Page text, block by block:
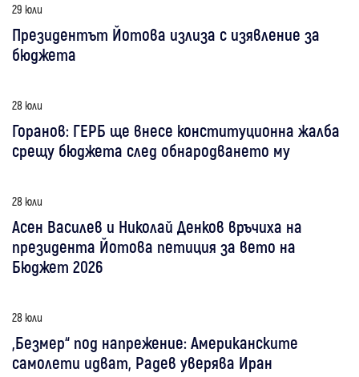
29 юли
Президентът Йотова излиза с изявление за
бюджета
28 юли
Горанов: ГЕРБ ще внесе конституционна жалба
срещу бюджета след обнародването му
28 юли
Асен Василев и Николай Денков връчиха на
президента Йотова петиция за вето на
Бюджет 2026
28 юли
„Безмер“ под напрежение: Американските
самолети идват, Радев уверява Иран